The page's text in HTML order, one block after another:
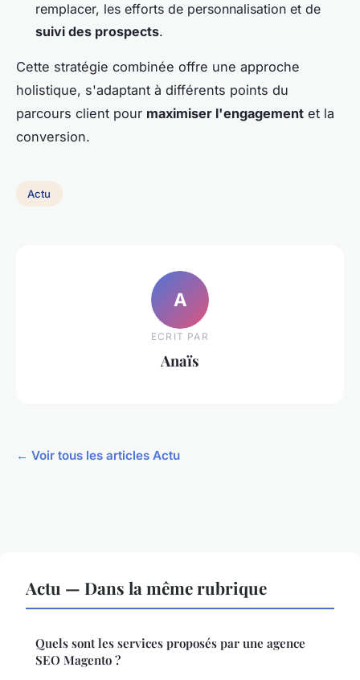
remplacer, les efforts de personnalisation et de
suivi des prospects.
Cette stratégie combinée offre une approche
holistique, s'adaptant à différents points du
parcours client pour maximiser l'engagement et la
conversion.
Actu
A
ECRIT PAR
Anaïs
← Voir tous les articles Actu
Actu — Dans la même rubrique
Quels sont les services proposés par une agence
SEO Magento ?